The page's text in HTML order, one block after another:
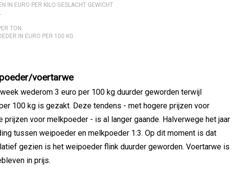
IN EURO PER KILO GESLACHT GEWICHT
TON.
IN EURO PER 100 KG
voertarwe
wederom 3 euro per 100 kg duurder geworden terwijl
100 kg is gezakt. Deze tendens - met hogere prijzen voor
prijzen voor melkpoeder - is al langer gaande. Halverwege het jaar
tussen weipoeder en melkpoeder 1:3. Op dit moment is dat
gezien is het weipoeder flink duurder geworden. Voertarwe is
in prijs.